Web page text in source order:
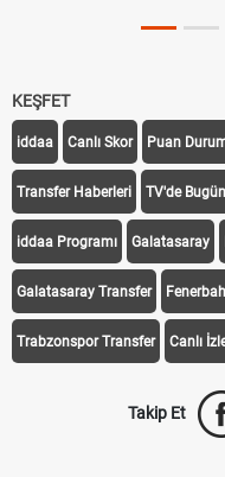
KEŞFET
iddaa Canlı Skor Puan
Transfer Haberleri TV'de Bugün
iddaa Programı Galatasaray
Galatasaray Transfer
Trabzonspor Transfer Canlı
Takip Et